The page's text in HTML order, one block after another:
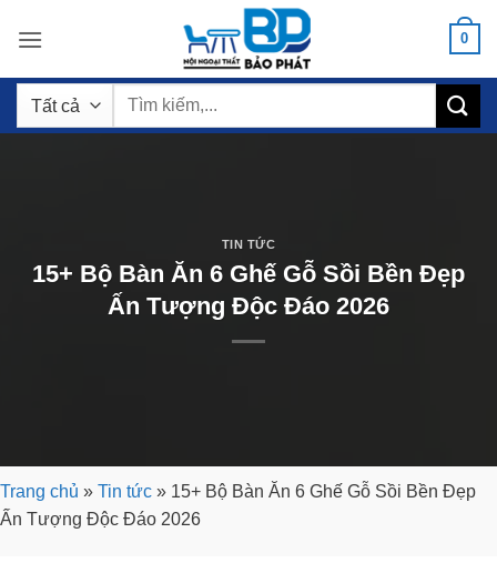
qua
dung
0
Tìm
TIN TỨC
15+ Bộ Bàn Ăn 6 Ghế Gỗ Sồi Bền Đẹp
Ấn Tượng Độc Đáo 2026
Trang chủ » Tin tức » 15+ Bộ Bàn Ăn 6 Ghế Gỗ Sồi Bền Đẹp
Ấn Tượng Độc Đáo 2026